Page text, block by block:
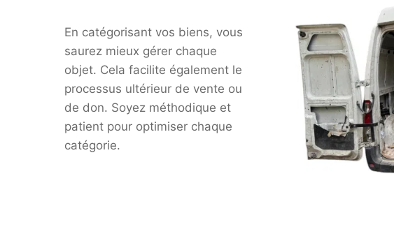
En catégorisant vos biens, vous
saurez mieux gérer chaque
objet. Cela facilite également le
processus ultérieur de vente ou
de don. Soyez méthodique et
patient pour optimiser chaque
catégorie.